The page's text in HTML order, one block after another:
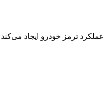
ترمز خودرو ایجاد می‌کند